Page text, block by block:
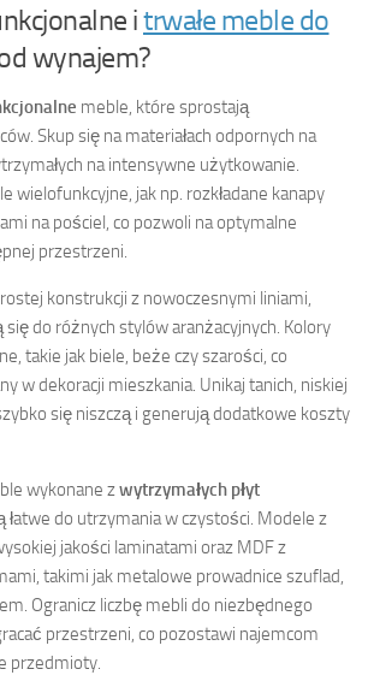
itrwałe meble do
wynajem?
meble, które sprostają
Skup się na materiałach odpornych na
na intensywne użytkowanie.
wielofunkcyjne, jak np. rozkładane kanapy
na pościel, co pozwoli na optymalne
przestrzeni.
konstrukcji z nowoczesnymi liniami,
się do różnych stylów aranżacyjnych. Kolory
takie jak biele, beże czy szarości, co
w dekoracji mieszkania. Unikaj tanich, niskiej
się niszczą i generują dodatkowe koszty
wykonane zwytrzymałych płyt
łatwe do utrzymania w czystości. Modele z
jakości laminatami oraz MDF z
takimi jak metalowe prowadnice szuflad,
Ogranicz liczbę mebli do niezbędnego
przestrzeni, co pozostawi najemcom
przedmioty.